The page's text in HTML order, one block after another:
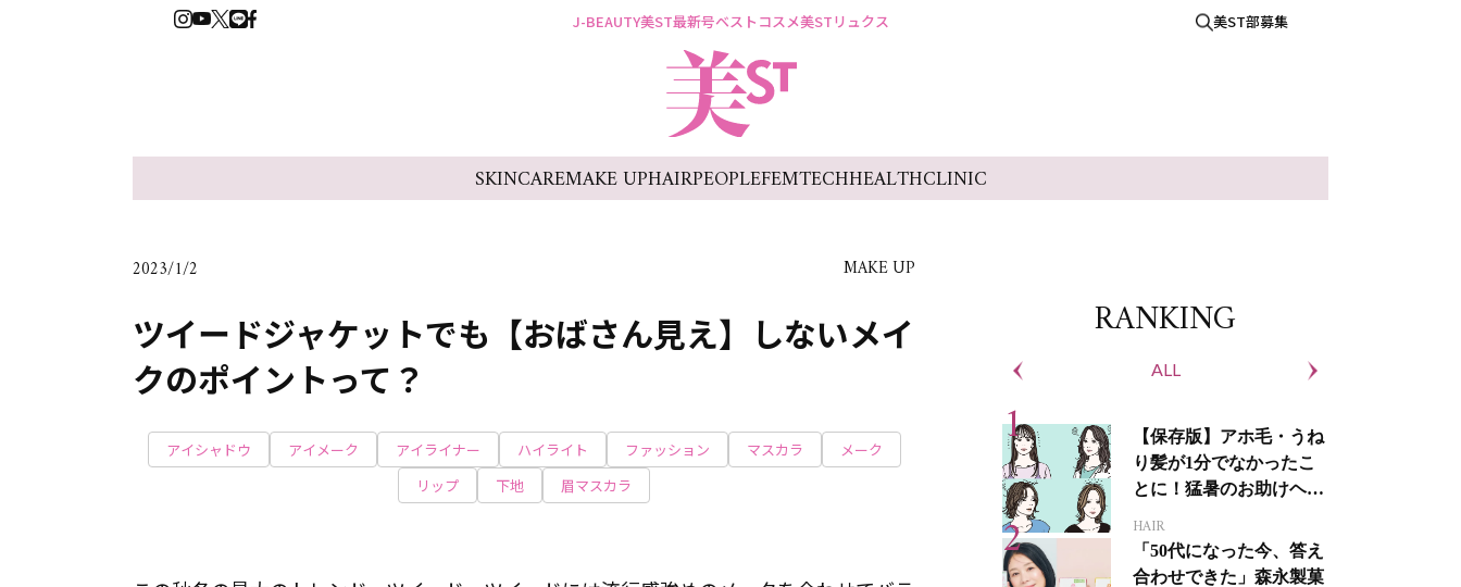
J-BEAUTY美ST最新号ベストコスメ美STリュクス 美ST部募集
SKINCAREMAKE UPHAIRPEOPLEFEMTECHHEALTHCLINIC
2023/1/2 MAKE UP
ツイードジャケットでも【おばさん見え】しないメイ
クのポイントって？
アイシャドウ アイメーク アイライナー ハイライト ファッション マスカラ
メーク
リップ
下地 眉マスカラ
RANKING
ALL
【保存版】アホ毛・うね
り髪が1分でなかったこ
とに！猛暑のお助けヘア
HAIR
「50代になった今、答え
合わせできた」森永製菓